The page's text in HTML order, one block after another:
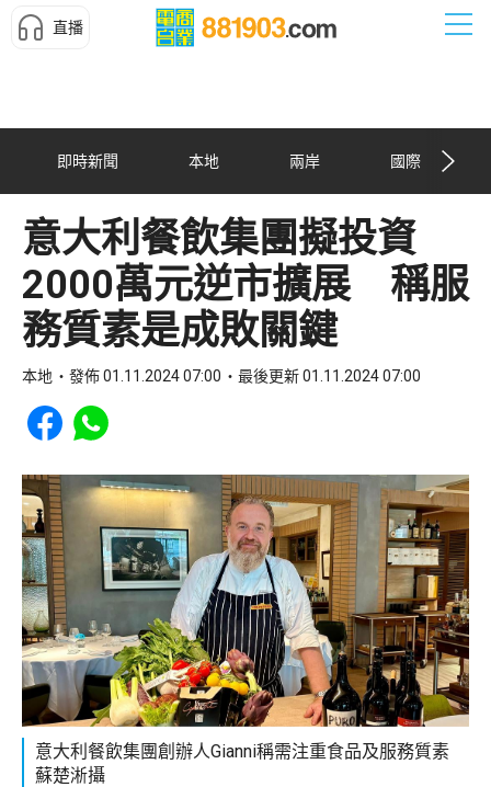
直播
即時新聞 本地 兩岸 國際
意大利餐飲集團擬投資
2000萬元逆市擴展 稱服
務質素是成敗關鍵
本地 發佈 01.11.2024 07:00 最後更新 01.11.2024 07:00
Share to Facebook
Share to WhatsApp
意大利餐飲集團創辦人Gianni稱需注重食品及服務質素
蘇楚淅攝